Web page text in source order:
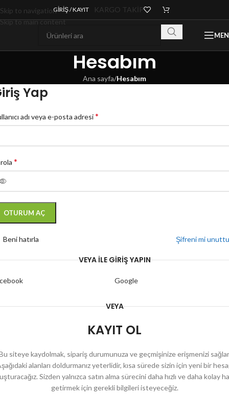
Skip to navigation
Skip to main content
GIRIŞ / KAYIT KARGO TAKİP
Hesabım
Ana sayfa/Hesabım
Yap
adı veya e-posta adresi*
*
OTURUM AÇ
Şifreni mi
Beni hatırla
VEYA ILE GIRIŞ YAPIN
Google
VEYA
KAYIT OL
siteye kaydolmak, sipariş durumunuza ve geçmişinize erişmenizi
alanları doldurmanız yeterlidir, kısa sürede sizin için yeni bir
Sizden yalnızca satın alma sürecini daha hızlı ve daha kolay
getirmek için gerekli bilgileri isteyeceğiz.